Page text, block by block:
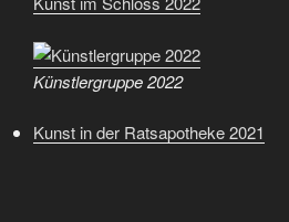
Künstlergruppe 2022
Kunst in der Ratsapotheke 2021